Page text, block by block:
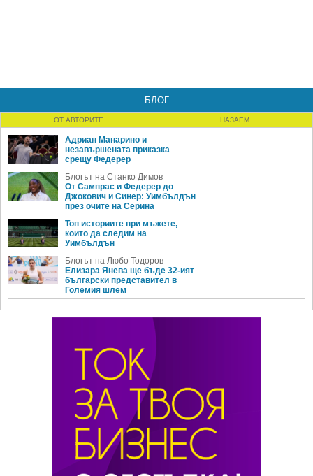
БЛОГ
ОТ АВТОРИТЕ НАЗАЕМ
Адриан Манарино и
незавършената приказка
срещу Федерер
Блогът на Станко Димов
От Сампрас и Федерер до
Джокович и Синер: Уимбълдън
през очите на Серина
Топ историите при мъжете,
които да следим на
Уимбълдън
Блогът на Любо Тодоров
Елизара Янева ще бъде 32-ият
български представител в
Големия шлем